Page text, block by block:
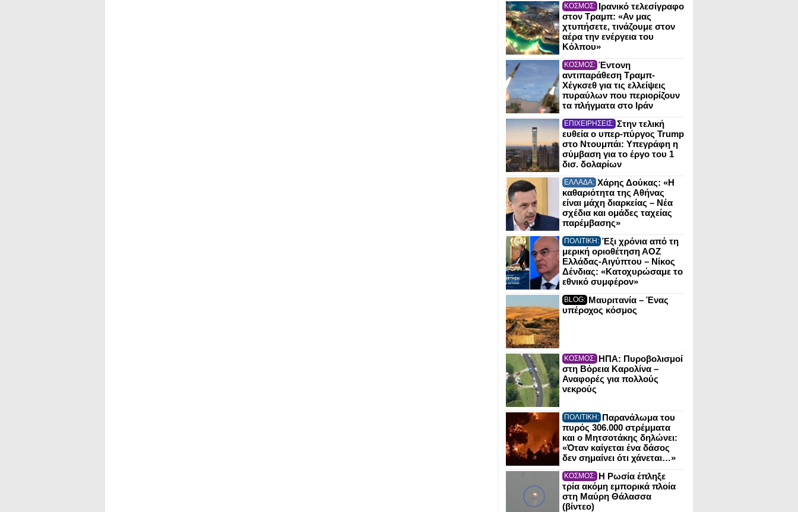
ΚΟΣΜΟΣ: Ιρανικό τελεσίγραφο
στον Τραμπ: «Αν μας
χτυπήσετε, τινάζουμε στον
αέρα την ενέργεια του
Κόλπου»
ΚΟΣΜΟΣ: Έντονη
αντιπαράθεση Τραμπ-
Χέγκσεθ για τις ελλείψεις
πυραύλων που περιορίζουν
τα πλήγματα στο Ιράν
ΕΠΙΧΕΙΡΗΣΕΙΣ: Στην τελική
ευθεία ο υπερ-πύργος Trump
στο Ντουμπάι: Υπεγράφη η
σύμβαση για το έργο του 1
δισ. δολαρίων
ΕΛΛΑΔΑ: Χάρης Δούκας: «Η
καθαριότητα της Αθήνας
είναι μάχη διαρκείας – Νέα
σχέδια και ομάδες ταχείας
παρέμβασης»
ΠΟΛΙΤΙΚΗ: Έξι χρόνια από τη
μερική οριοθέτηση ΑΟΖ
Ελλάδας-Αιγύπτου – Νίκος
Δένδιας: «Κατοχυρώσαμε το
εθνικό συμφέρον»
BLOG: Μαυριτανία – Ένας
υπέροχος κόσμος
ΚΟΣΜΟΣ: ΗΠΑ: Πυροβολισμοί
στη Βόρεια Καρολίνα –
Αναφορές για πολλούς
νεκρούς
ΠΟΛΙΤΙΚΗ: Παρανάλωμα του
πυρός 306.000 στρέμματα
και ο Μητσοτάκης δηλώνει:
«Όταν καίγεται ένα δάσος
δεν σημαίνει ότι χάνεται…»
ΚΟΣΜΟΣ: Η Ρωσία έπληξε
τρία ακόμη εμπορικά πλοία
στη Μαύρη Θάλασσα
(βίντεο)